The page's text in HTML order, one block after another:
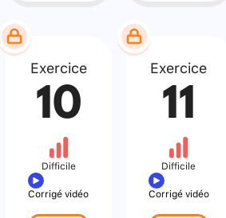
Exercice
10
Difficile
Corrigé vidéo
Exercice
11
Difficile
Corrigé vidéo